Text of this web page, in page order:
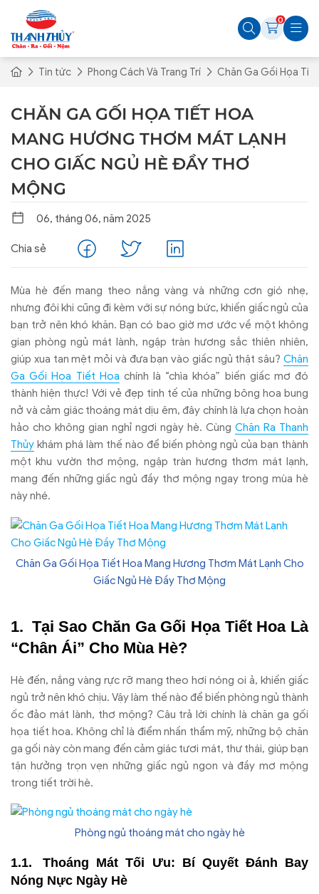
0
Tin tức Phong Cách Và Trang Trí Chăn Ga Gối Họa
CHĂN GA GỐI HỌA TIẾT HOA
MANG HƯƠNG THƠM MÁT LẠNH
CHO GIẤC NGỦ HÈ ĐẦY THƠ
MỘNG
06, tháng 06, năm 2025
Chia sẻ
Mùa hè đến mang theo nắng vàng và những cơn gió nhẹ,
nhưng đôi khi cũng đi kèm với sự nóng bức, khiến giấc ngủ của
bạn trở nên khó khăn. Bạn có bao giờ mơ ước về một không
gian phòng ngủ mát lành, ngập tràn hương sắc thiên nhiên,
giúp xua tan mệt mỏi và đưa bạn vào giấc ngủ thật sâu? Chăn
Ga Gối Họa Tiết Hoa chính là “chìa khóa” biến giấc mơ đó
thành hiện thực! Với vẻ đẹp tinh tế của những bông hoa bung
nở và cảm giác thoáng mát dịu êm, đây chính là lựa chọn hoàn
hảo cho không gian nghỉ ngơi ngày hè. Cùng Chăn Ra Thanh
Thủy khám phá làm thế nào để biến phòng ngủ của bạn thành
một khu vườn thơ mộng, ngập tràn hương thơm mát lạnh,
mang đến những giấc ngủ đầy thơ mộng ngay trong mùa hè
này nhé.
Chăn Ga Gối Họa Tiết Hoa Mang Hương Thơm Mát Lạnh Cho
Giấc Ngủ Hè Đầy Thơ Mộng
Tại Sao Chăn Ga Gối Họa Tiết Hoa Là
“Chân Ái” Cho Mùa Hè?
Hè đến, nắng vàng rực rỡ mang theo hơi nóng oi ả, khiến giấc
ngủ trở nên khó chịu. Vậy làm thế nào để biến phòng ngủ thành
ốc đảo mát lành, thơ mộng? Câu trả lời chính là chăn ga gối
họa tiết hoa. Không chỉ là điểm nhấn thẩm mỹ, những bộ chăn
ga gối này còn mang đến cảm giác tươi mát, thư thái, giúp bạn
tận hưởng trọn vẹn những giấc ngủ ngon và đầy mơ mộng
trong tiết trời hè.
Phòng ngủ thoáng mát cho ngày hè
Thoáng Mát Tối Ưu: Bí Quyết Đánh Bay
Nóng Nực Ngày Hè